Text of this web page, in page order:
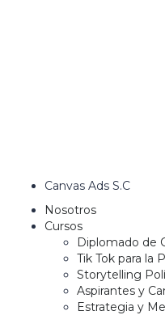
Canvas Ads S.C
Nosotros
Cursos
Diplomado de
Tik Tok para la
Storytelling
Aspirantes y
Estrategia y